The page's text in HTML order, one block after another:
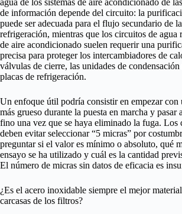
agua de los sistemas de aire acondicionado de
de información depende del circuito: la
puede ser adecuada para el flujo secundario de
refrigeración, mientras que los circuitos de agua
de aire acondicionado suelen requerir una
precisa para proteger los intercambiadores de
válvulas de cierre, las unidades de
placas de refrigeración.
Un enfoque útil podría consistir en empezar
más grueso durante la puesta en marcha y pasar
fino una vez que se haya eliminado la fuga. Los
deben evitar seleccionar “5 micras” por
preguntar si el valor es mínimo o absoluto, qué
ensayo se ha utilizado y cuál es la cantidad
El número de micras sin datos de eficacia es
¿Es el acero inoxidable siempre el mejor
carcasas de los filtros?